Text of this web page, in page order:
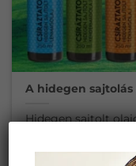
A hidegen sajtolás
Hidegen sajtolt
kanálnyi